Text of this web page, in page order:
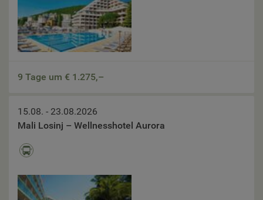
9 Tage um € 1.275,–
15.08. - 23.08.2026
Mali Losinj – Wellnesshotel Aurora